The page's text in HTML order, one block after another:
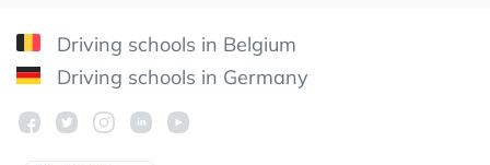
Driving schools in Belgium
Driving schools in Germany